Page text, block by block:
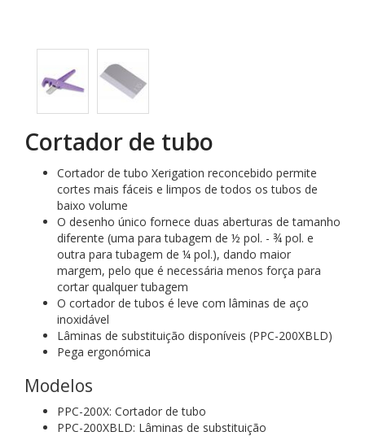
Cortador de tubo
Cortador de tubo Xerigation reconcebido permite
cortes mais fáceis e limpos de todos os tubos de
baixo volume
O desenho único fornece duas aberturas de tamanho
diferente (uma para tubagem de ½ pol. - ¾ pol. e
outra para tubagem de ¼ pol.), dando maior
margem, pelo que é necessária menos força para
cortar qualquer tubagem
O cortador de tubos é leve com lâminas de aço
inoxidável
Lâminas de substituição disponíveis (PPC-200XBLD)
Pega ergonómica
Modelos
PPC-200X: Cortador de tubo
PPC-200XBLD: Lâminas de substituição